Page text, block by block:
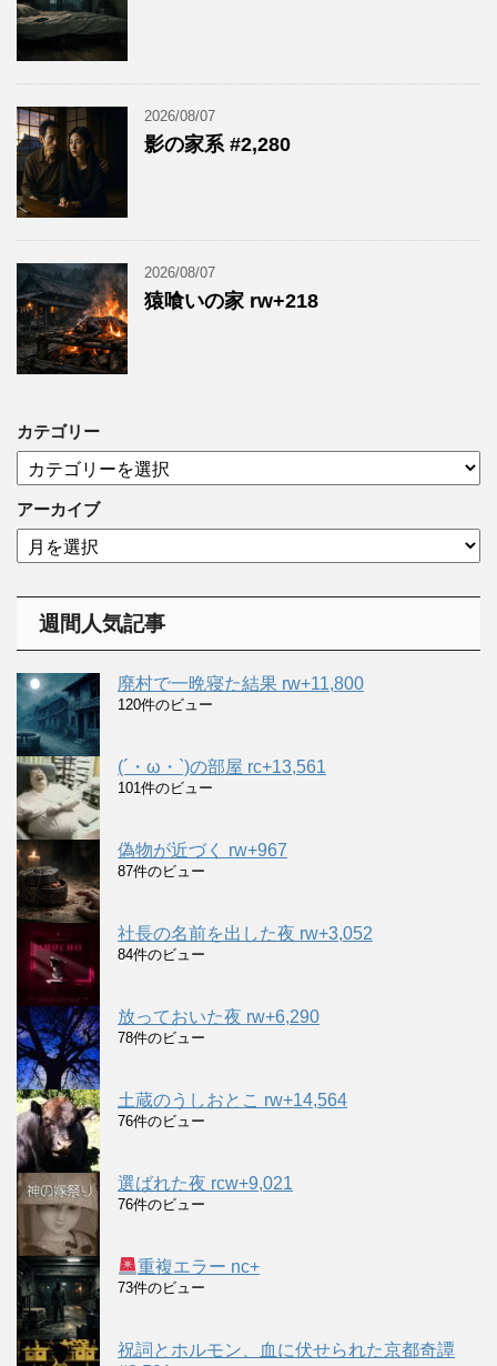
2026/08/07
影の家系 #2,280
2026/08/07
猿喰いの家 rw+218
カテゴリー
テ
ゴ
リ
ー
アーカイブ
ア
ー
週間人気記事
廃村で一晩寝た結果 rw+11,800
120件のビュー
(´・ω・`)の部屋 rc+13,561
101件のビュー
偽物が近づく rw+967
87件のビュー
社長の名前を出した夜 rw+3,052
84件のビュー
放っておいた夜 rw+6,290
78件のビュー
土蔵のうしおとこ rw+14,564
76件のビュー
選ばれた夜 rcw+9,021
76件のビュー
重複エラー nc+
73件のビュー
祝詞とホルモン、血に伏せられた京都奇譚